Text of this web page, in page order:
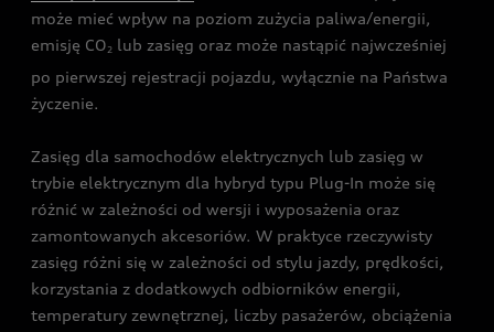
może mieć wpływ na poziom zużycia paliwa/energii,
emisję CO2 lub zasięg oraz może nastąpić najwcześniej
po pierwszej rejestracji pojazdu, wyłącznie na Państwa
życzenie.
Zasięg dla samochodów elektrycznych lub zasięg w
trybie elektrycznym dla hybryd typu Plug-In może się
różnić w zależności od wersji i wyposażenia oraz
zamontowanych akcesoriów. W praktyce rzeczywisty
zasięg różni się w zależności od stylu jazdy, prędkości,
korzystania z dodatkowych odbiorników energii,
temperatury zewnętrznej, liczby pasażerów, obciążenia